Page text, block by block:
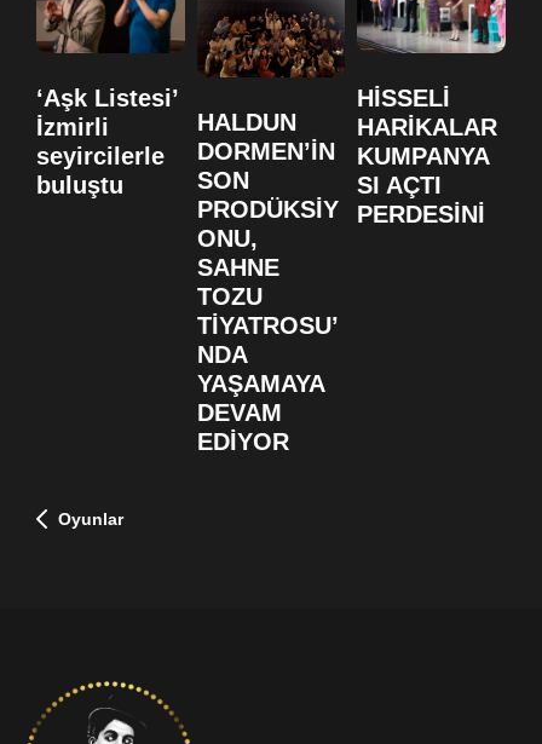
‘Aşk Listesi’
İzmirli
seyircilerle
buluştu
HALDUN
DORMEN’İN
SON
PRODÜKSİY
ONU,
SAHNE
TOZU
TİYATROSU’
NDA
YAŞAMAYA
DEVAM
EDİYOR
HİSSELİ
HARİKALAR
KUMPANYA
SI AÇTI
PERDESİNİ
Oyunlar